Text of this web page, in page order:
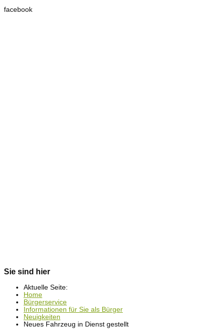
facebook
Sie sind hier
Aktuelle Seite:
Home
Bürgerservice
Informationen für Sie als Bürger
Neuigkeiten
Neues Fahrzeug in Dienst gestellt